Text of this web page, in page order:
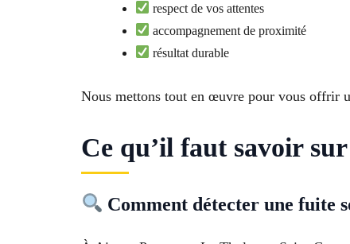
respect de vos attentes
accompagnement de proximité
résultat durable
Nous mettons tout en œuvre pour vous offrir
Ce qu’il faut savoir
Comment détecter une fuite